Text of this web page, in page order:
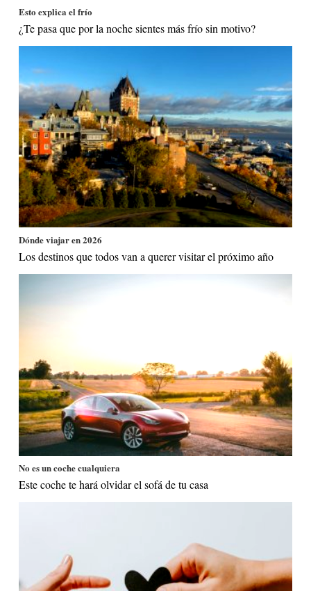
Esto explica el frío
¿Te pasa que por la noche sientes más frío sin motivo?
Dónde viajar en 2026
Los destinos que todos van a querer visitar el próximo año
No es un coche cualquiera
Este coche te hará olvidar el sofá de tu casa